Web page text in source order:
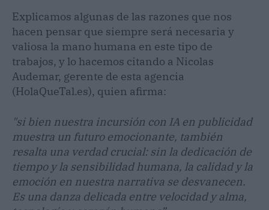
Explicamos algunas de las razones que nos
hacen pensar que siempre será necesaria y
valiosa la mano humana en este tipo de
trabajos, y lo hacemos citando a Nicolas
Audemar, gerente de esta agencia
(HolaQueTal.es), quien afirma:
"si bien nuestra incursión con IA en publicidad
muestra un futuro emocionante, también
resalta una verdad crucial: sin la dedicación de
tiempo y la sensibilidad humana, la calidad y la
emoción en nuestra narrativa se desvanecen.
Es una danza delicada entre velocidad y alma,